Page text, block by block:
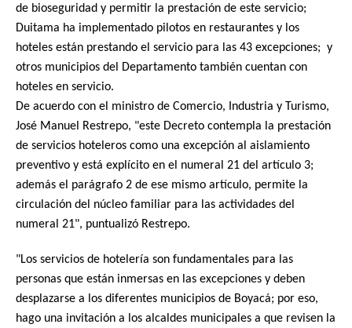
de bioseguridad y permitir la prestación de este servicio;
Duitama ha implementado pilotos en restaurantes y los
hoteles están prestando el servicio para las 43 excepciones; y
otros municipios del Departamento también cuentan con
hoteles en servicio.
De acuerdo con el ministro de Comercio, Industria y Turismo,
José Manuel Restrepo, "este Decreto contempla la prestación
de servicios hoteleros como una excepción al aislamiento
preventivo y está explícito en el numeral 21 del artículo 3;
además el parágrafo 2 de ese mismo artículo, permite la
circulación del núcleo familiar para las actividades del
numeral 21", puntualizó Restrepo.
"Los servicios de hotelería son fundamentales para las
personas que están inmersas en las excepciones y deben
desplazarse a los diferentes municipios de Boyacá; por eso,
hago una invitación a los alcaldes municipales a que revisen la